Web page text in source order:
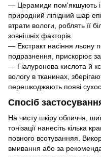
— Церамиди пом'якшують і
природний ліпідний шар
втрати вологи, роблять її
зовнішніх факторів.
— Екстракт насіння льону
подразнення, прискорює
— Гіалуронова кислота й
вологу в тканинах,
перешкоджають появі
Спосіб
На чисту шкіру обличчя,
тонізації нанесіть кілька
повного всотуванняя.
вмивання або за